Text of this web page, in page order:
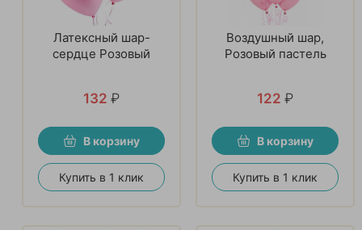
Латексный шар-
сердце Розовый
132 ₽
В корзину
Купить в 1 клик
Воздушный шар,
Розовый пастель
122 ₽
В корзину
Купить в 1 клик